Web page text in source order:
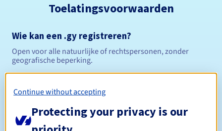
Toelatingsvoorwaarden
Wie kan een .gy registreren?
Open voor alle natuurlijke of rechtspersonen, zonder
geografische beperking.
Registratieperiode Tussen 1 en 4 jaar
Continue without accepting
Protecting your privacy is our